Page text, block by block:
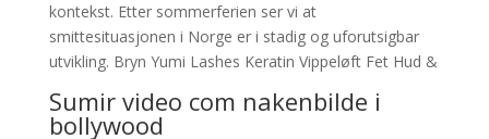
kontekst. Etter sommerferien ser vi at
smittesituasjonen i Norge er i stadig og uforutsigbar
utvikling. Bryn Yumi Lashes Keratin Vippeløft Fet Hud &
Sumir video com nakenbilde i
bollywood